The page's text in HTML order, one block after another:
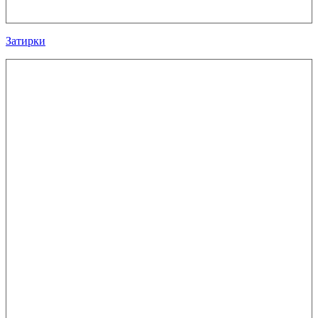
Затирки